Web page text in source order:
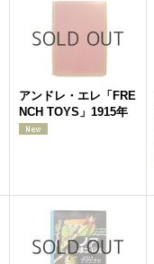
アンドレ・エレ「FRE
NCH TOYS」1915年